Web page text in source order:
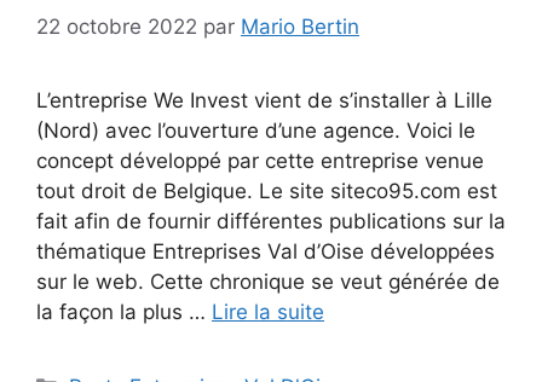
22 octobre 2022 par Mario Bertin
L’entreprise We Invest vient de s’installer à Lille
(Nord) avec l’ouverture d’une agence. Voici le
concept développé par cette entreprise venue
tout droit de Belgique. Le site siteco95.com est
fait afin de fournir différentes publications sur la
thématique Entreprises Val d’Oise développées
sur le web. Cette chronique se veut générée de
la façon la plus … Lire la suite